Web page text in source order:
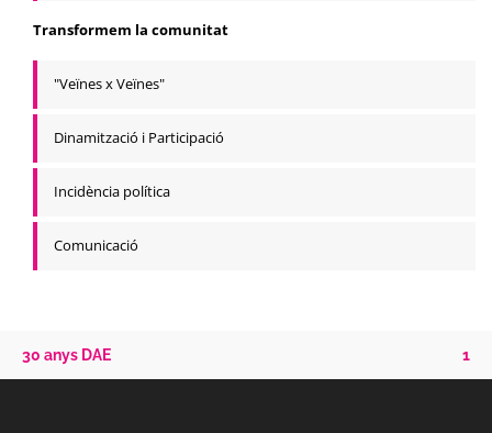
Transformem la comunitat
"Veïnes x Veïnes"
Dinamització i Participació
Incidència política
Comunicació
30 anys DAE 1